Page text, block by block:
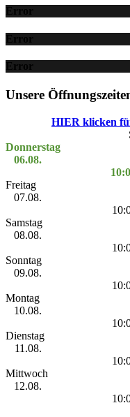
Error
Error
Error
Unsere
HIER klicken
Donnerstag
06.08.
Freitag
07.08.
Samstag
08.08.
Sonntag
09.08.
Montag
10.08.
Dienstag
11.08.
Mittwoch
12.08.